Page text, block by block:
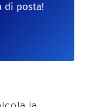
di posta!